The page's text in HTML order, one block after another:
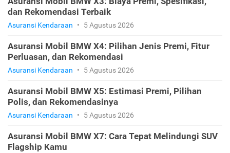
dan Rekomendasi Terbaik
Asuransi Kendaraan • 5 Agustus 2026
Asuransi Mobil BMW X4: Pilihan Jenis Premi, Fitur
Perluasan, dan Rekomendasi
Asuransi Kendaraan • 5 Agustus 2026
Asuransi Mobil BMW X5: Estimasi Premi, Pilihan
Polis, dan Rekomendasinya
Asuransi Kendaraan • 5 Agustus 2026
Asuransi Mobil BMW X7: Cara Tepat Melindungi SUV
Flagship Kamu